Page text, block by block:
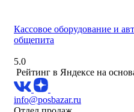
Кассовое оборудование и
общепита
5.0
Рейтинг в Яндексе на
info@posbazar.ru